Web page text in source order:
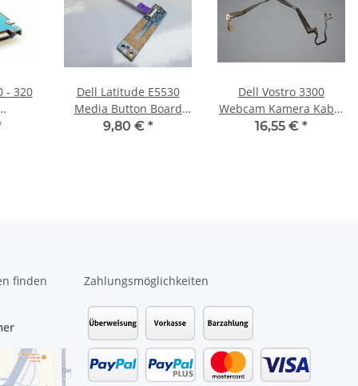
- 320
Dell Latitude E5530
Media Button Board
mit Kabel QXW10 LS-
9,80 € *
Dell Vostro 3300
Webcam Kamera Kabel
0RY4V1 #3200
16,55 € *
finden
Zahlungsmöglichkeiten